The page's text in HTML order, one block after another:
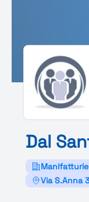
Dal
Via S.Anna